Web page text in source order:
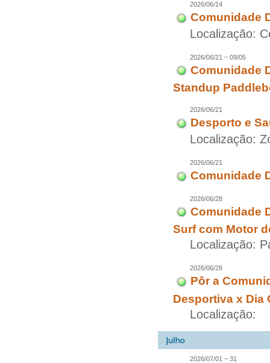
2026/06/14
Comunidade
Localização:
2026/06/21 ~ 09/05
Comunidade
Standup
2026/06/21
Desporto e
Localização:
2026/06/21
Comunidade
2026/06/28
Comunidade
Surf com Motor
Localização:
2026/06/28
Pôr a
Desportiva x Dia
Localização:
2026/07/01 ~ 31